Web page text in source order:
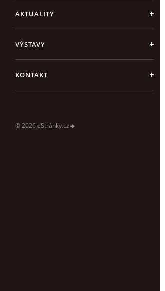
AKTUALITY
VÝSTAVY
KONTAKT
© 2026 eStránky.cz